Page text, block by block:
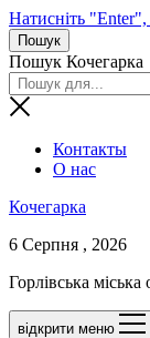
Натисніть
Пошук
Пошук Кочегарка
Контакты
О нас
Кочегарка
6 Серпня , 2026
Горлівська міська
відкрити меню